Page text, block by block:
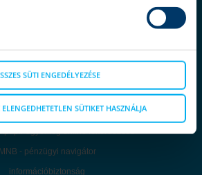
SÜTI ENGEDÉLYEZÉSE
SÜTIKET HASZNÁLJA
ügyfélvédelem
termékkatalógus
panaszkezelés
Fogyasztóvédelmi Központ
egyenleg online lekérdezése
MNB - pénzügyi navigátor
információbiztonság